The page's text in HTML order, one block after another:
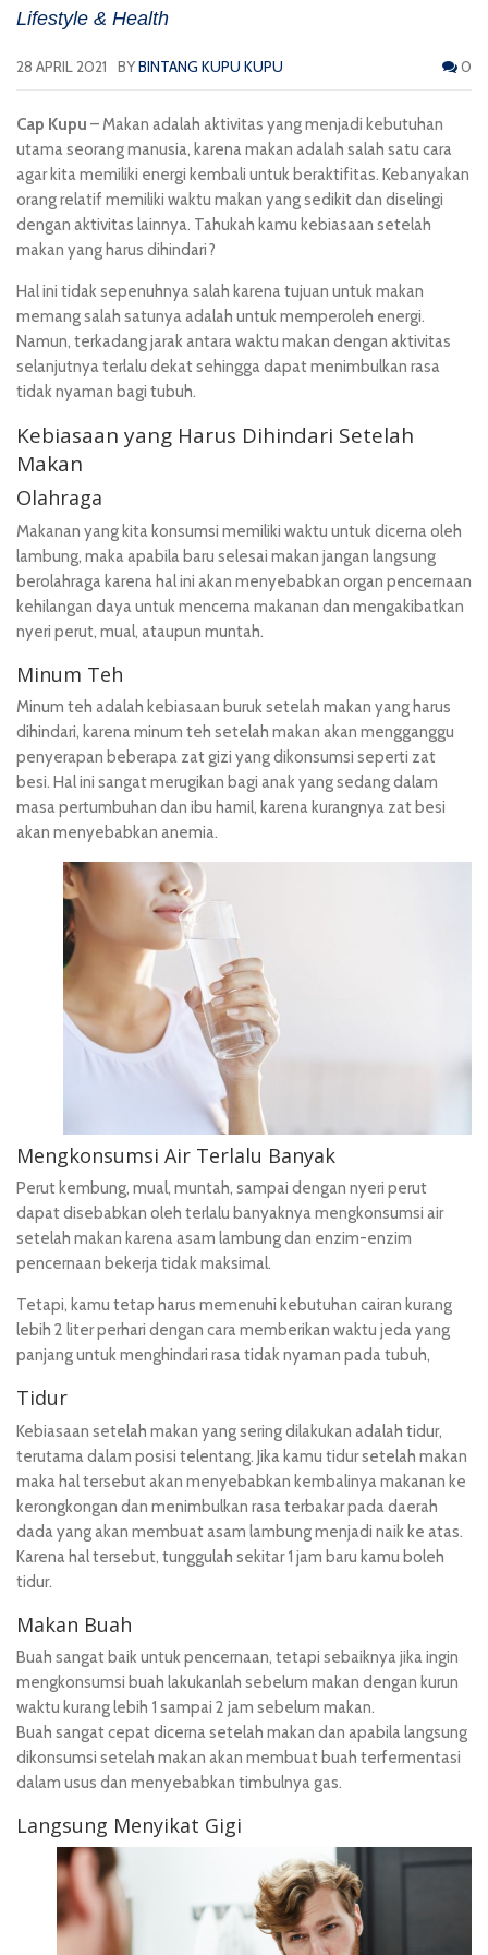
Lifestyle & Health
28 APRIL 2021 BYBINTANG KUPU KUPU 0
Cap Kupu – Makan adalah aktivitas yang menjadi kebutuhan
utama seorang manusia, karena makan adalah salah satu cara
agar kita memiliki energi kembali untuk beraktifitas. Kebanyakan
orang relatif memiliki waktu makan yang sedikit dan diselingi
dengan aktivitas lainnya. Tahukah kamu kebiasaan setelah
makan yang harus dihindari?
Hal ini tidak sepenuhnya salah karena tujuan untuk makan
memang salah satunya adalah untuk memperoleh energi.
Namun, terkadang jarak antara waktu makan dengan aktivitas
selanjutnya terlalu dekat sehingga dapat menimbulkan rasa
tidak nyaman bagi tubuh.
Kebiasaan yang Harus Dihindari Setelah
Makan
Olahraga
Makanan yang kita konsumsi memiliki waktu untuk dicerna oleh
lambung, maka apabila baru selesai makan jangan langsung
berolahraga karena hal ini akan menyebabkan organ pencernaan
kehilangan daya untuk mencerna makanan dan mengakibatkan
nyeri perut, mual, ataupun muntah.
Minum Teh
Minum teh adalah kebiasaan buruk setelah makan yang harus
dihindari, karena minum teh setelah makan akan mengganggu
penyerapan beberapa zat gizi yang dikonsumsi seperti zat
besi. Hal ini sangat merugikan bagi anak yang sedang dalam
masa pertumbuhan dan ibu hamil, karena kurangnya zat besi
akan menyebabkan anemia.
Mengkonsumsi Air Terlalu Banyak
Perut kembung, mual, muntah, sampai dengan nyeri perut
dapat disebabkan oleh terlalu banyaknya mengkonsumsi air
setelah makan karena asam lambung dan enzim-enzim
pencernaan bekerja tidak maksimal.
Tetapi, kamu tetap harus memenuhi kebutuhan cairan kurang
lebih 2 liter perhari dengan cara memberikan waktu jeda yang
panjang untuk menghindari rasa tidak nyaman pada tubuh,
Tidur
Kebiasaan setelah makan yang sering dilakukan adalah tidur,
terutama dalam posisi telentang. Jika kamu tidur setelah makan
maka hal tersebut akan menyebabkan kembalinya makanan ke
kerongkongan dan menimbulkan rasa terbakar pada daerah
dada yang akan membuat asam lambung menjadi naik ke atas.
Karena hal tersebut, tunggulah sekitar 1 jam baru kamu boleh
tidur.
Makan Buah
Buah sangat baik untuk pencernaan, tetapi sebaiknya jika ingin
mengkonsumsi buah lakukanlah sebelum makan dengan kurun
waktu kurang lebih 1 sampai 2 jam sebelum makan.
Buah sangat cepat dicerna setelah makan dan apabila langsung
dikonsumsi setelah makan akan membuat buah terfermentasi
dalam usus dan menyebabkan timbulnya gas.
Langsung Menyikat Gigi